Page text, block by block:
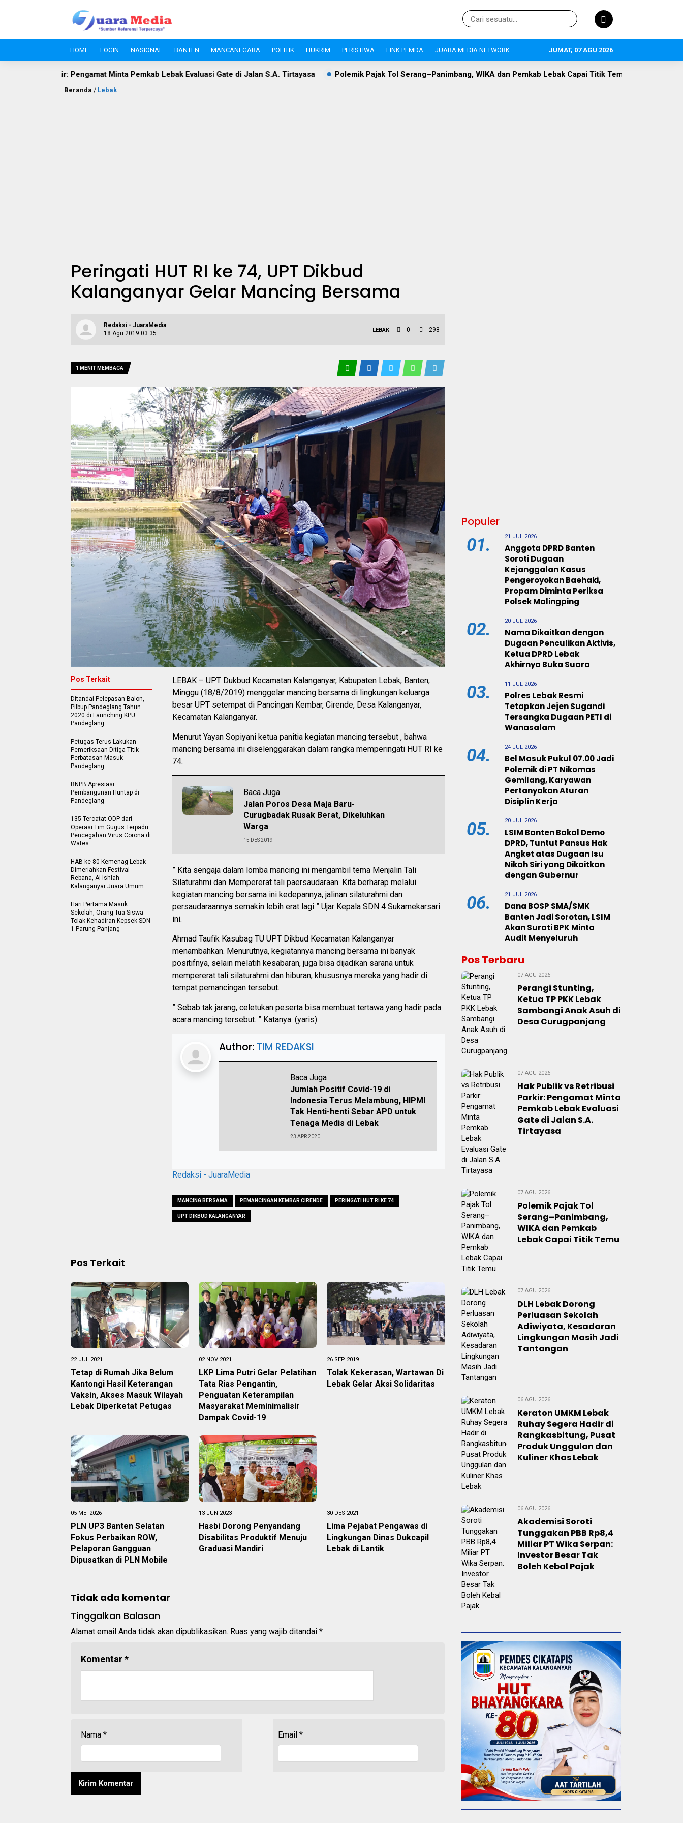
HOME LOGIN NASIONAL BANTEN MANCANEGARA POLITIK HUKRIM PERISTIWA LINK PEMDA JUARA MEDIA NETWORK JUMAT, 07 AGU 2026
Minta Pemkab Lebak Evaluasi Gate di Jalan S.A. Tirtayasa Polemik Pajak Tol Serang–Panimbang, WIKA dan Pemkab Lebak Capai Titik Temu DLH Lebak Dorong
Beranda / Lebak
Peringati HUT RI ke 74, UPT Dikbud
Kalanganyar Gelar Mancing Bersama
Redaksi - JuaraMedia
18 Agu 2019 03:35
LEBAK 0 298
1 MENIT MEMBACA
LEBAK – UPT Dukbud Kecamatan Kalanganyar, Kabupaten Lebak, Banten,
Minggu (18/8/2019) menggelar mancing bersama di lingkungan keluarga
besar UPT setempat di Pancingan Kembar, Cirende, Desa Kalanganyar,
Kecamatan Kalanganyar.
Menurut Yayan Sopiyani ketua panitia kegiatan mancing tersebut , bahwa
mancing bersama ini diselenggarakan dalam rangka memperingati HUT RI ke
74.
Baca Juga
Jalan Poros Desa Maja Baru-
Curugbadak Rusak Berat, Dikeluhkan
Warga
15 DES 2019
” Kita sengaja dalam lomba mancing ini mengambil tema Menjalin Tali
Silaturahmi dan Mempererat tali paersaudaraan. Kita berharap melalui
kegiatan mancing bersama ini kedepannya, jalinan silaturahmi dan
persaudaraannya semakin lebih erat lagi ” Ujar Kepala SDN 4 Sukamekarsari
ini.
Ahmad Taufik Kasubag TU UPT Dikbud Kecamatan Kalanganyar
menambahkan. Menurutnya, kegiatannya mancing bersama ini banyak
positifnya, selain melatih kesabaran, juga bisa dijadikan sarana untuk
mempererat tali silaturahmi dan hiburan, khususnya mereka yang hadir di
tempat pemancingan tersebut.
” Sebab tak jarang, celetukan peserta bisa membuat tertawa yang hadir pada
acara mancing tersebut. ” Katanya. (yaris)
Author: TIM REDAKSI
Baca Juga
Jumlah Positif Covid-19 di
Indonesia Terus Melambung, HIPMI
Tak Henti-henti Sebar APD untuk
Tenaga Medis di Lebak
23 APR 2020
Redaksi - JuaraMedia
MANCING BERSAMA PEMANCINGAN KEMBAR CIRENDE PERINGATI HUT RI KE 74
UPT DIKBUD KALANGANYAR
Pos Terkait
Ditandai Pelepasan Balon,
Pilbup Pandeglang Tahun
2020 di Launching KPU
Pandeglang
Petugas Terus Lakukan
Pemeriksaan Ditiga Titik
Perbatasan Masuk
Pandeglang
BNPB Apresiasi
Pembangunan Huntap di
Pandeglang
135 Tercatat ODP dari
Operasi Tim Gugus Terpadu
Pencegahan Virus Corona di
Wates
HAB ke-80 Kemenag Lebak
Dimeriahkan Festival
Rebana, Al-Ishlah
Kalanganyar Juara Umum
Hari Pertama Masuk
Sekolah, Orang Tua Siswa
Tolak Kehadiran Kepsek SDN
1 Parung Panjang
Pos Terkait
22 JUL 2021
Tetap di Rumah Jika Belum
Kantongi Hasil Keterangan
Vaksin, Akses Masuk Wilayah
Lebak Diperketat Petugas
02 NOV 2021
LKP Lima Putri Gelar Pelatihan
Tata Rias Pengantin,
Penguatan Keterampilan
Masyarakat Meminimalisir
Dampak Covid-19
26 SEP 2019
Tolak Kekerasan, Wartawan Di
Lebak Gelar Aksi Solidaritas
05 MEI 2026
PLN UP3 Banten Selatan
Fokus Perbaikan ROW,
Pelaporan Gangguan
Dipusatkan di PLN Mobile
13 JUN 2023
Hasbi Dorong Penyandang
Disabilitas Produktif Menuju
Graduasi Mandiri
30 DES 2021
Lima Pejabat Pengawas di
Lingkungan Dinas Dukcapil
Lebak di Lantik
Tidak ada komentar
Tinggalkan Balasan
Alamat email Anda tidak akan dipublikasikan. Ruas yang wajib ditandai *
Komentar*
Nama * Email *
Populer
01. 21 JUL 2026
Anggota DPRD Banten
Soroti Dugaan
Kejanggalan Kasus
Pengeroyokan Baehaki,
Propam Diminta Periksa
Polsek Malingping
02. 20 JUL 2026
Nama Dikaitkan dengan
Dugaan Penculikan Aktivis,
Ketua DPRD Lebak
Akhirnya Buka Suara
03. 11 JUL 2026
Polres Lebak Resmi
Tetapkan Jejen Sugandi
Tersangka Dugaan PETI di
Wanasalam
04. 24 JUL 2026
Bel Masuk Pukul 07.00 Jadi
Polemik di PT Nikomas
Gemilang, Karyawan
Pertanyakan Aturan
Disiplin Kerja
05. 20 JUL 2026
LSIM Banten Bakal Demo
DPRD, Tuntut Pansus Hak
Angket atas Dugaan Isu
Nikah Siri yang Dikaitkan
dengan Gubernur
06. 21 JUL 2026
Dana BOSP SMA/SMK
Banten Jadi Sorotan, LSIM
Akan Surati BPK Minta
Audit Menyeluruh
Pos Terbaru
07 AGU 2026
Perangi Stunting,
Ketua TP PKK Lebak
Sambangi Anak Asuh di
Desa Curugpanjang
07 AGU 2026
Hak Publik vs Retribusi
Parkir: Pengamat Minta
Pemkab Lebak Evaluasi
Gate di Jalan S.A.
Tirtayasa
07 AGU 2026
Polemik Pajak Tol
Serang–Panimbang,
WIKA dan Pemkab
Lebak Capai Titik Temu
07 AGU 2026
DLH Lebak Dorong
Perluasan Sekolah
Adiwiyata, Kesadaran
Lingkungan Masih Jadi
Tantangan
06 AGU 2026
Keraton UMKM Lebak
Ruhay Segera Hadir di
Rangkasbitung, Pusat
Produk Unggulan dan
Kuliner Khas Lebak
06 AGU 2026
Akademisi Soroti
Tunggakan PBB Rp8,4
Miliar PT Wika Serpan:
Investor Besar Tak
Boleh Kebal Pajak